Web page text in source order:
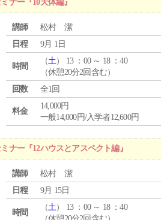
ナー『10天体編』
講師
松村 潔
日程
9月 1日
時間
（土） 13 ：00 ～ 18 ：40
（休憩20分2回含む）
回数
全1回
料金
14,000円
一般14,000円/入学者12,600円
ナー『12ハウスとアスペクト編』
講師
松村 潔
日程
9月 15日
時間
（土） 13 ：00 ～ 18 ：40